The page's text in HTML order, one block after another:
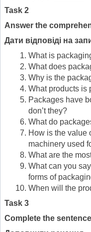
Task 2
Answer the
Дати відповіді на
What is
What does
Why is the
What products is
Packages have
don’t they?
What do
How is the value
machinery used
What are the
What can you
forms of
When will the
Task 3
Complete the